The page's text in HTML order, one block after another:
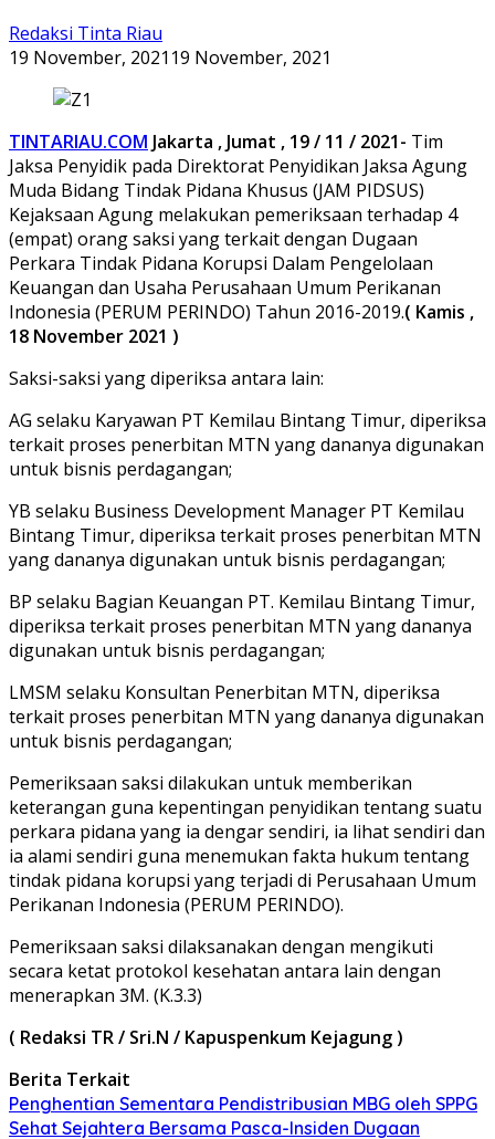
Redaksi Tinta Riau
19 November, 2021 19 November, 2021
TINTARIAU.COM Jakarta , Jumat , 19/ 11 / 2021- Tim
Jaksa Penyidik pada Direktorat Penyidikan Jaksa Agung
Muda Bidang Tindak Pidana Khusus (JAM PIDSUS)
Kejaksaan Agung melakukan pemeriksaan terhadap 4
(empat) orang saksi yang terkait dengan Dugaan
Perkara Tindak Pidana Korupsi Dalam Pengelolaan
Keuangan dan Usaha Perusahaan Umum Perikanan
Indonesia (PERUM PERINDO) Tahun 2016-2019.( Kamis ,
18 November 2021 )
Saksi-saksi yang diperiksa antara lain:
AG selaku Karyawan PT Kemilau Bintang Timur, diperiksa
terkait proses penerbitan MTN yang dananya digunakan
untuk bisnis perdagangan;
YB selaku Business Development Manager PT Kemilau
Bintang Timur, diperiksa terkait proses penerbitan MTN
yang dananya digunakan untuk bisnis perdagangan;
BP selaku Bagian Keuangan PT. Kemilau Bintang Timur,
diperiksa terkait proses penerbitan MTN yang dananya
digunakan untuk bisnis perdagangan;
LMSM selaku Konsultan Penerbitan MTN, diperiksa
terkait proses penerbitan MTN yang dananya digunakan
untuk bisnis perdagangan;
Pemeriksaan saksi dilakukan untuk memberikan
keterangan guna kepentingan penyidikan tentang suatu
perkara pidana yang ia dengar sendiri, ia lihat sendiri dan
ia alami sendiri guna menemukan fakta hukum tentang
tindak pidana korupsi yang terjadi di Perusahaan Umum
Perikanan Indonesia (PERUM PERINDO).
Pemeriksaan saksi dilaksanakan dengan mengikuti
secara ketat protokol kesehatan antara lain dengan
menerapkan 3M. (K.3.3)
( Redaksi TR / Sri.N / Kapuspenkum Kejagung )
Berita Terkait
Penghentian Sementara Pendistribusian MBG oleh SPPG
Sehat Sejahtera Bersama Pasca-Insiden Dugaan